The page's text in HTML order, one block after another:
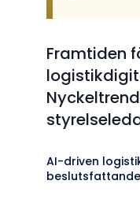
Framtiden
AI-driven
beslutsfattande